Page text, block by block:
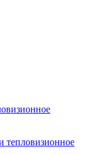
тепловизионное